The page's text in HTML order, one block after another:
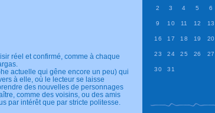
2 3 4 5 6
9 10 11 12 13
16 17 18 19 20
23 24 25 26 27
30 31
réel et confirmé, comme à chaque
actuelle qui gêne encore un peu) qui
à elle, où le lecteur se laisse
des nouvelles de personnages
comme des voisins, ou des amis
par intérêt que par stricte politesse.